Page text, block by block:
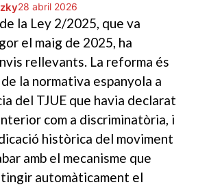
28 abril 2026
de la Ley 2/2025, que va
el maig de 2025, ha
rellevants. La reforma és
de la normativa espanyola a
del TJUE que havia declarat
com a discriminatòria, i
històrica del moviment
amb el mecanisme que
automàticament el